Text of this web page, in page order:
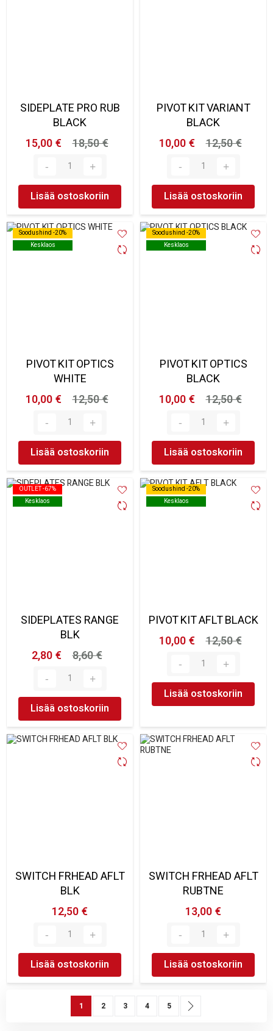
SIDEPLATE PRO RUB
BLACK
15,00 €
18,50 €
Lisää ostoskoriin
PIVOT KIT VARIANT
BLACK
10,00 €
12,50 €
Lisää ostoskoriin
Soodushind -20%
Kesklaos
Soodushind -20%
Kesklaos
PIVOT KIT OPTICS
WHITE
10,00 €
12,50 €
Lisää ostoskoriin
Soodushind -20%
Kesklaos
Soodushind -20%
Kesklaos
PIVOT KIT OPTICS
BLACK
10,00 €
12,50 €
Lisää ostoskoriin
OUTLET -67%
Kesklaos
OUTLET -67%
Kesklaos
SIDEPLATES RANGE
BLK
2,80 €
8,60 €
Lisää ostoskoriin
Soodushind -20%
Kesklaos
Soodushind -20%
Kesklaos
PIVOT KIT AFLT BLACK
10,00 €
12,50 €
Lisää ostoskoriin
SWITCH FRHEAD AFLT
BLK
12,50 €
Lisää ostoskoriin
SWITCH FRHEAD AFLT
RUBTNE
13,00 €
Lisää ostoskoriin
SivuYou're currently reading page
1 Sivu
2 Sivu
3 Sivu
4 Sivu
5